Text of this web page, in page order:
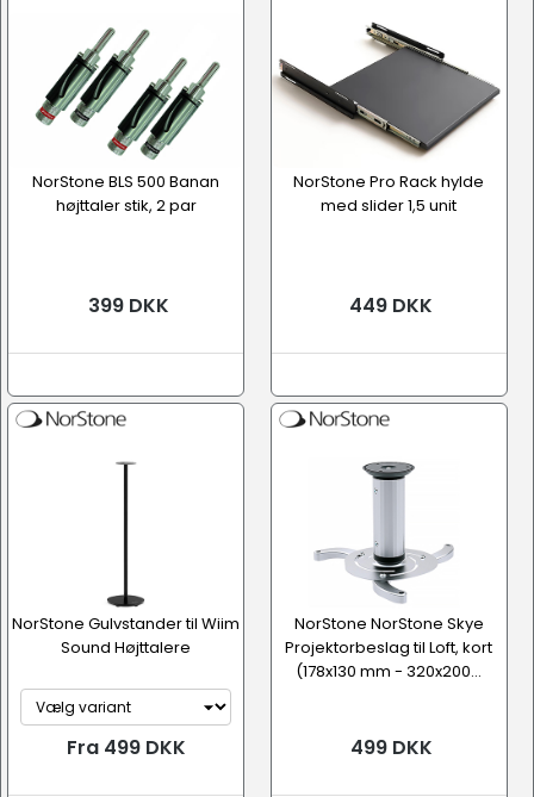
NorStone BLS 500 Banan
højttaler stik, 2 par
399 DKK
NorStone Pro Rack hylde
med slider 1,5 unit
449 DKK
NorStone Gulvstander til Wiim
Sound Højttalere
Fra 499 DKK
NorStone NorStone Skye
Projektorbeslag til Loft, kort
(178x130 mm - 320x200...
499 DKK